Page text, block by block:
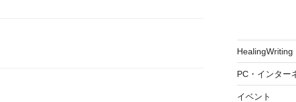
HealingWriting
PC・インター
イベント